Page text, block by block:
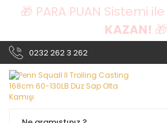
🎁 PARA PUAN Sistemi ile
KAZAN! 🎁
0232 262 3 262